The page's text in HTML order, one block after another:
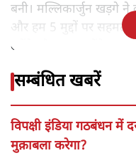
बनी। मल्लिकार्जुन खड़गे
और हम 5 मुद्दों पर सहमत
लड़ेंगे और काम करेंगे।'
सम्बंधित खबरें
विपक्षी इंडिया गठबंधन में
मुक़ाबला करेगा?